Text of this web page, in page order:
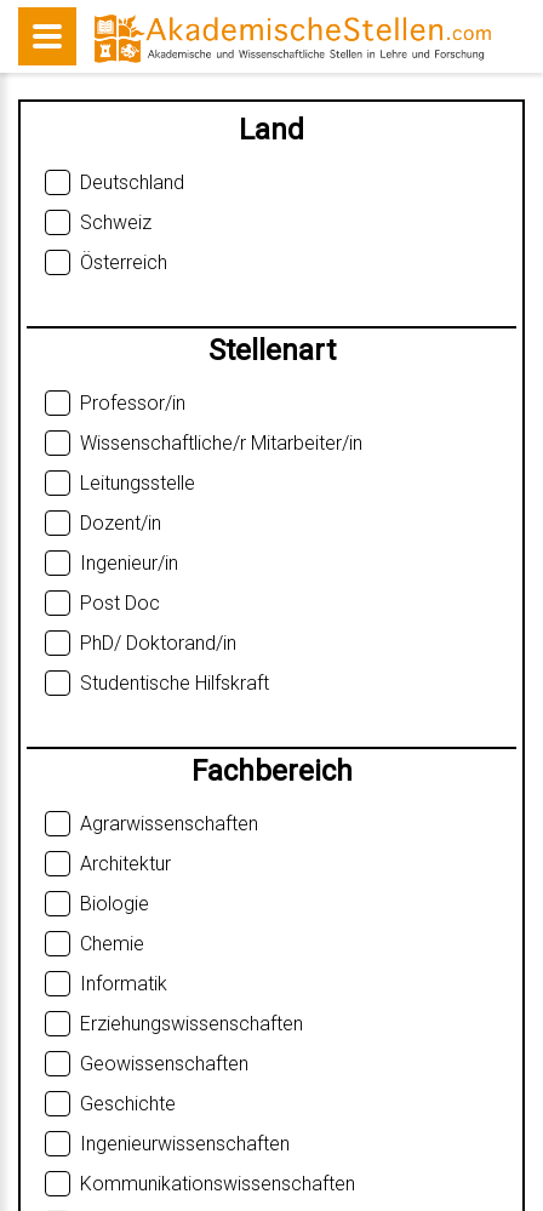
Land
Deutschland
Schweiz
Österreich
Stellenart
Professor/in
Wissenschaftliche/r Mitarbeiter/in
Leitungsstelle
Dozent/in
Ingenieur/in
Post Doc
PhD/ Doktorand/in
Studentische Hilfskraft
Fachbereich
Agrarwissenschaften
Architektur
Biologie
Chemie
Informatik
Erziehungswissenschaften
Geowissenschaften
Geschichte
Ingenieurwissenschaften
Kommunikationswissenschaften